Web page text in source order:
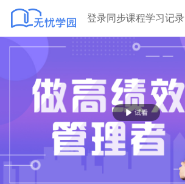
登录同步课程学习记录
播
放